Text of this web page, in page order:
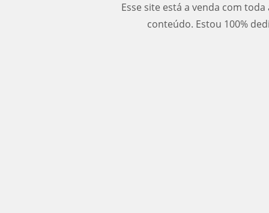
Esse site está a venda com
conteúdo. Estou 100%